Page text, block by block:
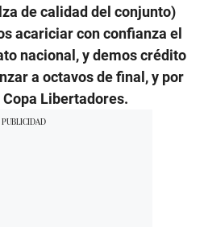
de calidad del conjunto)
acariciar con confianza el
nacional, y demos crédito
a octavos de final, y por
Libertadores.